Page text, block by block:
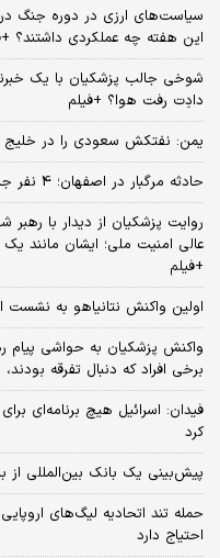
سیاست‌های ارزی در دوره جنگ
این هفته چه عملکردی داشتند؟
شوخی جالب پزشکیان با یک
دادِت رفت هوا؟ +فیلم
یمن: نفتکش سعودی را در خلیج
حادثه مرگبار در اصفهان؛ 4 نفر جان باختند
روایت پزشکیان از دیدار با
عالی امنیت ملی؛ ایشان مانند
+فیلم
اولین واکنش نتانیاهو به نشست
واکنش پزشکیان به حواشی پیام
برخی افراد که دنبال تفرقه
فیدان: اسرائیل هیچ برنامه‌ای
کرد
پیش‌بینی یک بانک بین‌المللی از
حمله تند اتحادیه لیگ‌های
احتیاج دارد